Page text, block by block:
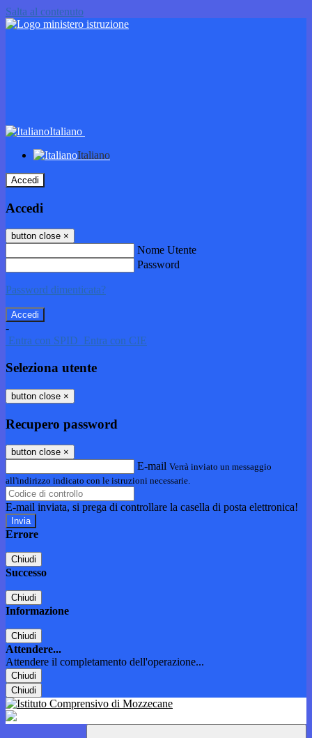
Salta al contenuto
Italiano
Italiano
Accedi
Accedi
button close ×
Nome Utente
Password
Password dimenticata?
-
Entra con SPID Entra con CIE
Seleziona utente
button close ×
Recupero password
button close ×
E-mail Verrà inviato un messaggio
all'indirizzo indicato con le istruzioni necessarie.
E-mail inviata, si prega di controllare la casella di posta elettronica!
Errore
Chiudi
Successo
Chiudi
Informazione
Chiudi
Attendere...
Attendere il completamento dell'operazione...
Chiudi
Chiudi